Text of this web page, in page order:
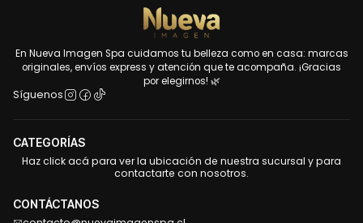
En Nueva Imagen Spa cuidamos tu belleza como en casa: marcas
originales, envíos express y atención que te acompaña. ¡Gracias
por elegirnos! 🌿
Síguenos
CATEGORÍAS
Haz click acá para ver la ubicación de nuestra sucursal y para
contactarte con nosotros.
CONTÁCTANOS